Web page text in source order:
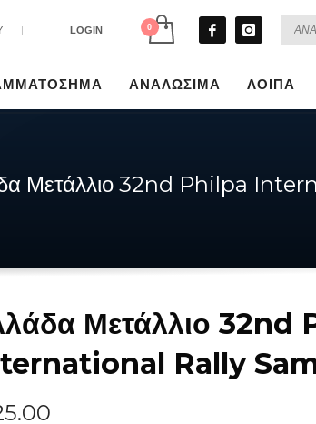
| LOGIN
ΑΝΑΛΩΣΙΜΑ ΛΟΙΠΑ
Μετάλλιο 32nd Philpa
Μετάλλιο 32nd
Rally